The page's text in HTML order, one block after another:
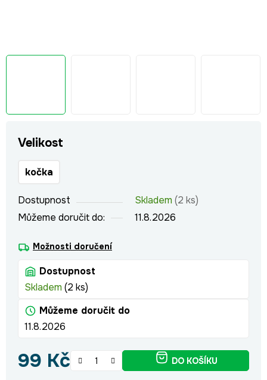
Velikost
kočka
Dostupnost Skladem (2 ks)
Můžeme doručit do:
11.8.2026
Možnosti doručení
Dostupnost
Skladem (2 ks)
Můžeme doručit do
11.8.2026
99 Kč DO KOŠÍKU